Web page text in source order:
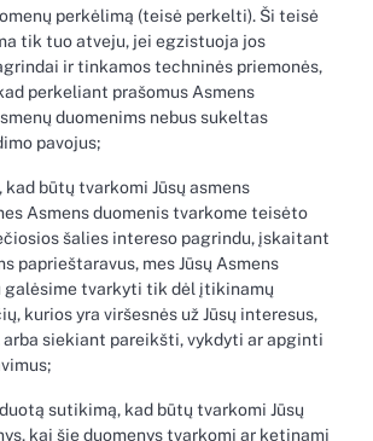
perkėlimą (teisė perkelti). Ši teisė
tik tuo atveju, jei egzistuoja jos
ir tinkamos techninės priemonės,
perkeliant prašomus Asmens
duomenims nebus sukeltas
pavojus;
būtų tvarkomi Jūsų asmens
Asmens duomenis tvarkome teisėto
šalies intereso pagrindu, įskaitant
paprieštaravus, mes Jūsų Asmens
galėsime tvarkyti tik dėl įtikinamų
kurios yra viršesnės už Jūsų interesus,
arba siekiant pareikšti, vykdyti ar apginti
sutikimą, kad būtų tvarkomi Jūsų
kai šie duomenys tvarkomi ar ketinami